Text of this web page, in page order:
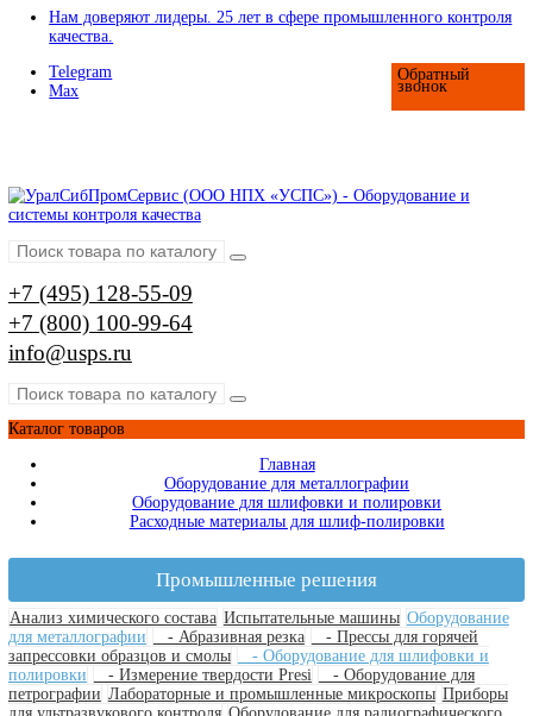
- Оценка абразивного износа покрытий
Сканеры шариков AVIKO
Упаковочные машины для шариков
Моечные машины
Ультразвуковые ванны
Видеоизмерительные системы
Измерительные микроскопы
Визуальный контроль
Видеоэндоскопы
Измерение глубины трещин
Коррозионный мониторинг
Производители
AFFRI
ARUN Technology
EDDYFI
GE
HELLING
HITACHI
IBERTEST